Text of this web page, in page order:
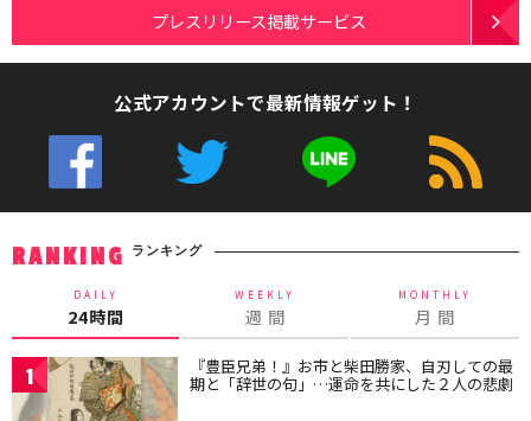
プレスリリース掲載サービス
公式アカウントで最新情報ゲット！
RANKING ランキング
DAILY
24時間
WEEKLY
週 間
MONTHLY
月 間
1 『豊臣兄弟！』お市と柴田勝家、自刃しての最
期と「辞世の句」…運命を共にした２人の悲劇